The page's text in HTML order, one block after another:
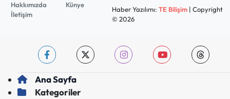
Hakkımızda
Künye
İletişim
Haber Yazılımı: TE Bilişim| Copyright
© 2026
Ana Sayfa
Kategoriler